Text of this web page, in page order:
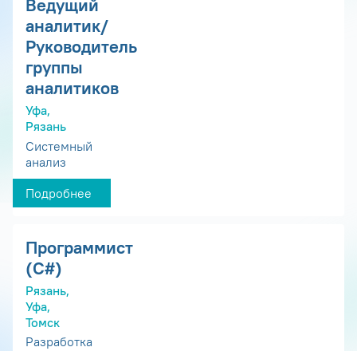
Ведущий
аналитик/
Руководитель
группы
аналитиков
Уфа,
Рязань
Системный
анализ
Подробнее
Программист
(С#)
Рязань,
Уфа,
Томск
Разработка